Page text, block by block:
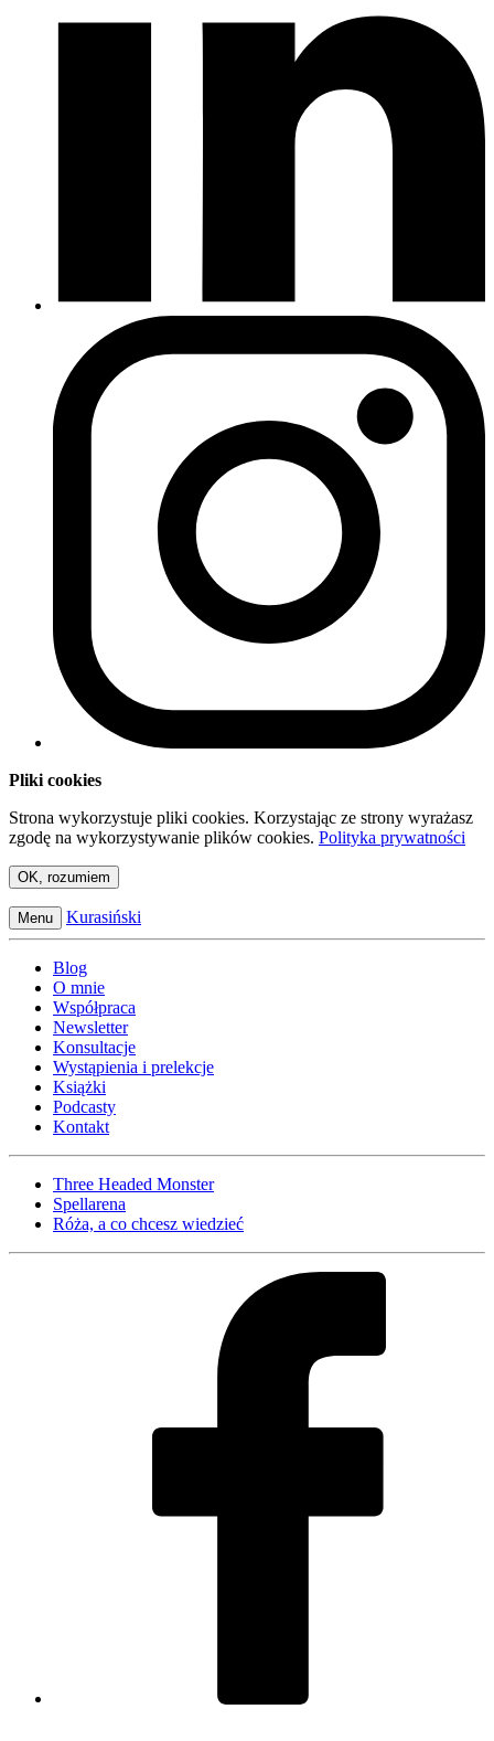
Pliki cookies
Strona wykorzystuje pliki cookies. Korzystając ze strony wyrażasz
zgodę na wykorzystywanie plików cookies. Polityka prywatności
OK, rozumiem
Menu Kurasiński
Blog
O mnie
Współpraca
Newsletter
Konsultacje
Wystąpienia i prelekcje
Książki
Podcasty
Kontakt
Three Headed Monster
Spellarena
Róża, a co chcesz wiedzieć